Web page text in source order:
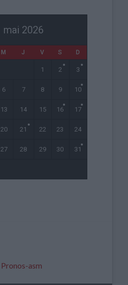
mai 2026
M J V S D
1 2 3
6 7 8 9 10
13 14 15 16 17
20 21 22 23 24
27 28 29 30 31
Pronos-asm